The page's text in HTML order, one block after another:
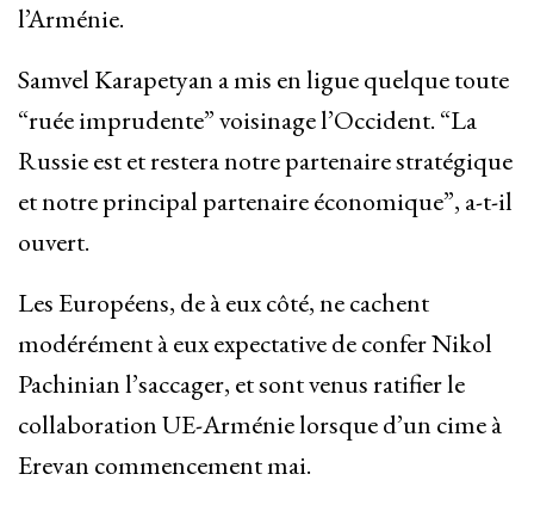
l’Arménie.
Samvel Karapetyan a mis en ligue quelque toute
“ruée imprudente” voisinage l’Occident. “La
Russie est et restera notre partenaire stratégique
et notre principal partenaire économique”, a-t-il
ouvert.
Les Européens, de à eux côté, ne cachent
modérément à eux expectative de confer Nikol
Pachinian l’saccager, et sont venus ratifier le
collaboration UE-Arménie lorsque d’un cime à
Erevan commencement mai.